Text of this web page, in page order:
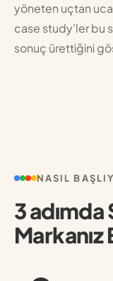
yöneten uçtan
case study’ler bu
sonuç ürettiğini
NASIL
3
Markanız